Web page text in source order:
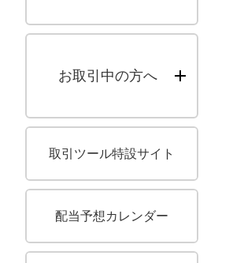
お取引中の方へ
取引ツール特設サイト
配当予想カレンダー